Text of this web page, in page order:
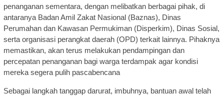
penanganan sementara, dengan melibatkan berbagai pihak, di
antaranya Badan Amil Zakat Nasional (Baznas), Dinas
Perumahan dan Kawasan Permukiman (Disperkim), Dinas Sosial,
serta organisasi perangkat daerah (OPD) terkait lainnya. Pihaknya
memastikan, akan terus melakukan pendampingan dan
percepatan penanganan bagi warga terdampak agar kondisi
mereka segera pulih pascabencana
Sebagai langkah tanggap darurat, imbuhnya, bantuan awal telah